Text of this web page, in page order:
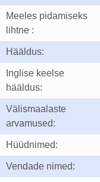
Meeles pidamiseks
lihtne :
Hääldus:
Inglise keelse
hääldus:
Välismaalaste
arvamused:
Hüüdnimed:
Vendade nimed: